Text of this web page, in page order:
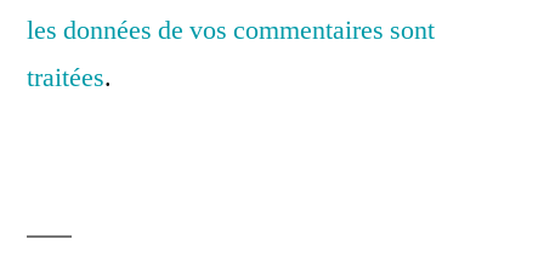
les données de vos commentaires sont
traitées.